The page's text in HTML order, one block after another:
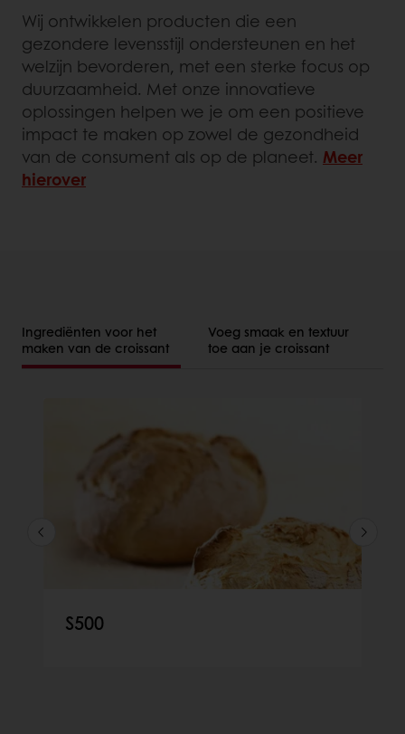
Wij ontwikkelen producten die een
gezondere levensstijl ondersteunen en het
welzijn bevorderen, met een sterke focus op
duurzaamheid. Met onze innovatieve
oplossingen helpen we je om een positieve
impact te maken op zowel de gezondheid
van de consument als op de planeet. Meer
hierover
Ingrediënten voor het
maken van de croissant
Voeg smaak en textuur
toe aan je croissant
S500